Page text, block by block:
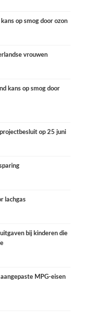
op smog door ozon
vrouwen
kans op smog door
op 25 juni
lachgas
bij kinderen die
MPG-eisen